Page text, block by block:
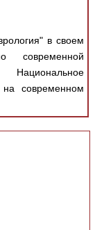
в своем
современной
на современном